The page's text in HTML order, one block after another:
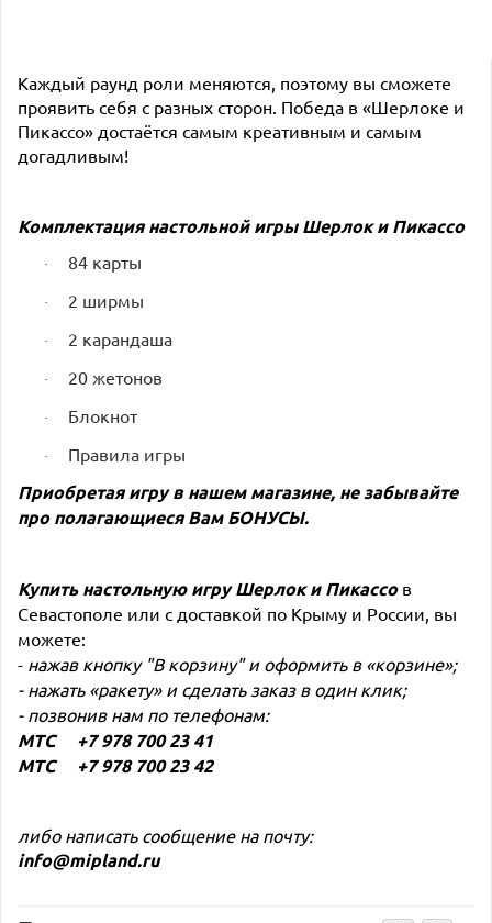
Каждый раунд роли меняются, поэтому вы сможете
проявить себя с разных сторон. Победа в «Шерлоке и
Пикассо» достаётся самым креативным и самым
догадливым!
Комплектация настольной игрыШерлок и Пикассо
· 84 карты
· 2 ширмы
· 2 карандаша
· 20 жетонов
· Блокнот
· Правила игры
Приобретая игру в нашем магазине, не забывайте
про полагающиеся ВамБОНУСЫ.
Купить настольную игруШерлок и Пикассо в
Севастополе или с доставкой по Крыму и России, вы
можете:
- нажав кнопку "В корзину" и оформить в «корзине»;
- нажать «ракету» и сделать заказ в один клик;
- позвонив нам по телефонам:
МТС +7 978 700 23 41
МТС +7 978 700 23 42
либо написать сообщение на почту:
info@mipland.ru